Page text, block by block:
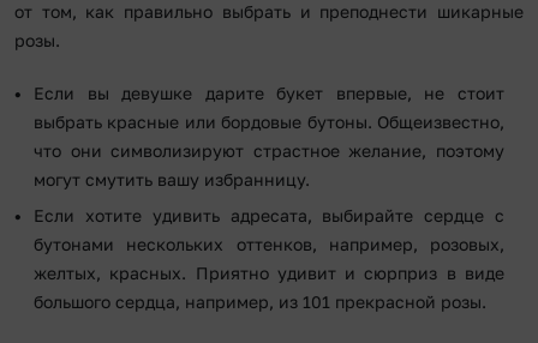
от том, как правильно выбрать и преподнести шикарные
розы.
Если вы девушке дарите букет впервые, не стоит
выбрать красные или бордовые бутоны. Общеизвестно,
что они символизируют страстное желание, поэтому
могут смутить вашу избранницу.
Если хотите удивить адресата, выбирайте сердце с
бутонами нескольких оттенков, например, розовых,
желтых, красных. Приятно удивит и сюрприз в виде
большого сердца, например, из 101 прекрасной розы.